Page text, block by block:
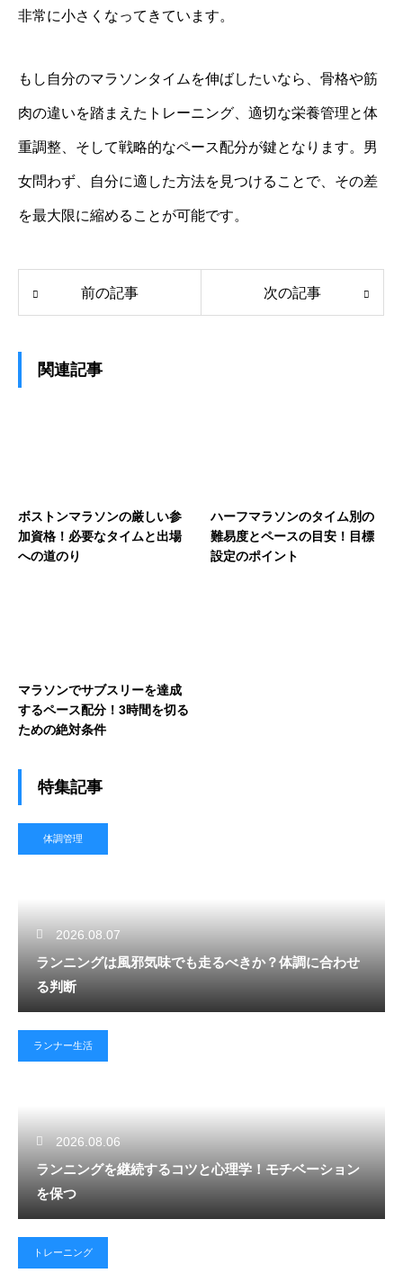
非常に小さくなってきています。
もし自分のマラソンタイムを伸ばしたいなら、骨格や筋
肉の違いを踏まえたトレーニング、適切な栄養管理と体
重調整、そして戦略的なペース配分が鍵となります。男
女問わず、自分に適した方法を見つけることで、その差
を最大限に縮めることが可能です。
前の記事 次の記事
関連記事
ボストンマラソンの厳しい参
加資格！必要なタイムと出場
への道のり
ハーフマラソンのタイム別の
難易度とペースの目安！目標
設定のポイント
マラソンでサブスリーを達成
するペース配分！3時間を切る
ための絶対条件
特集記事
体調管理
2026.08.07
ランニングは風邪気味でも走るべきか？体調に合わせ
る判断
ランナー生活
2026.08.06
ランニングを継続するコツと心理学！モチベーション
を保つ
トレーニング